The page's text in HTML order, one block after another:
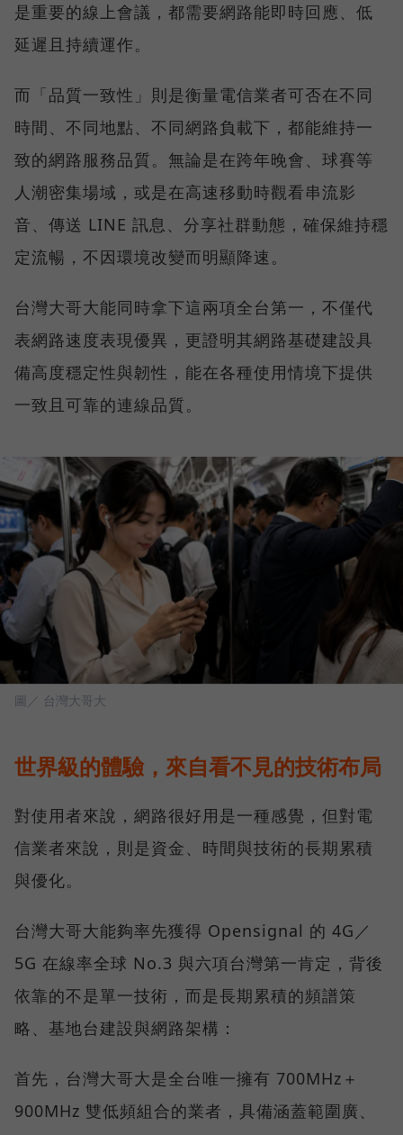
是重要的線上會議，都需要網路能即時回應、低
延遲且持續運作。
而「品質一致性」則是衡量電信業者可否在不同
時間、不同地點、不同網路負載下，都能維持一
致的網路服務品質。無論是在跨年晚會、球賽等
人潮密集場域，或是在高速移動時觀看串流影
音、傳送 LINE 訊息、分享社群動態，確保維持穩
定流暢，不因環境改變而明顯降速。
台灣大哥大能同時拿下這兩項全台第一，不僅代
表網路速度表現優異，更證明其網路基礎建設具
備高度穩定性與韌性，能在各種使用情境下提供
一致且可靠的連線品質。
圖／ 台灣大哥大
世界級的體驗，來自看不見的技術布局
對使用者來說，網路很好用是一種感覺，但對電
信業者來說，則是資金、時間與技術的長期累積
與優化。
台灣大哥大能夠率先獲得 Opensignal 的 4G／
5G 在線率全球 No.3 與六項台灣第一肯定，背後
依靠的不是單一技術，而是長期累積的頻譜策
略、基地台建設與網路架構：
首先，台灣大哥大是全台唯一擁有 700MHz＋
900MHz 雙低頻組合的業者，具備涵蓋範圍廣、